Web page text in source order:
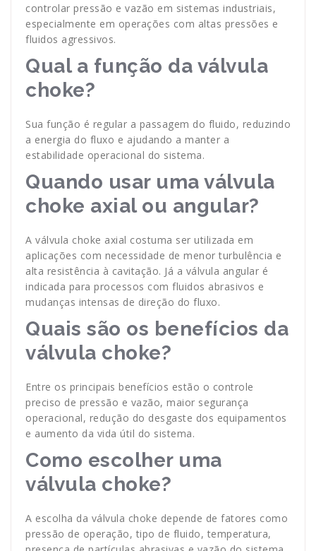
controlar pressão e vazão em sistemas industriais,
especialmente em operações com altas pressões e
fluidos agressivos.
Qual a função da válvula
choke?
Sua função é regular a passagem do fluido, reduzindo
a energia do fluxo e ajudando a manter a
estabilidade operacional do sistema.
Quando usar uma válvula
choke axial ou angular?
A válvula choke axial costuma ser utilizada em
aplicações com necessidade de menor turbulência e
alta resistência à cavitação. Já a válvula angular é
indicada para processos com fluidos abrasivos e
mudanças intensas de direção do fluxo.
Quais são os benefícios da
válvula choke?
Entre os principais benefícios estão o controle
preciso de pressão e vazão, maior segurança
operacional, redução do desgaste dos equipamentos
e aumento da vida útil do sistema.
Como escolher uma
válvula choke?
A escolha da válvula choke depende de fatores como
pressão de operação, tipo de fluido, temperatura,